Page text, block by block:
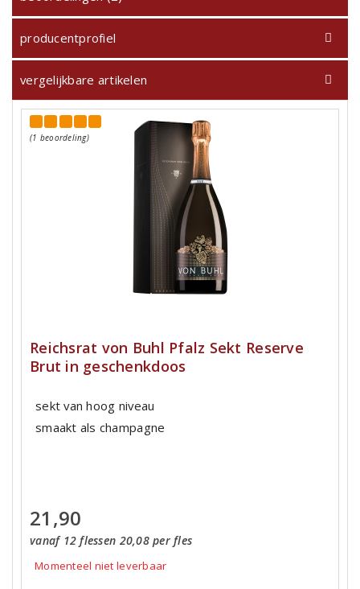
producentprofiel
vergelijkbare artikelen
(1 beoordeling)
Reichsrat von Buhl Pfalz Sekt Reserve
Brut in geschenkdoos
sekt van hoog niveau
smaakt als champagne
21,90
vanaf 12 flessen 20,08 per fles
Momenteel niet leverbaar